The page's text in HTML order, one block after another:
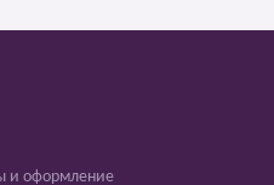
и оформление